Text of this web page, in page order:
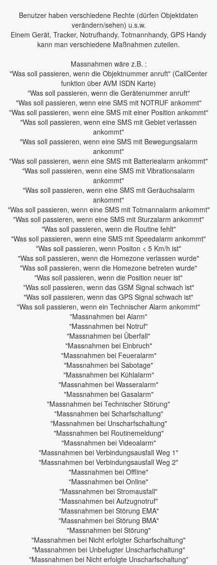
Benutzer haben verschiedene Rechte (dürfen Objektdaten
verändern/sehen) u.s.w.
Einem Gerät, Tracker, Notrufhandy, Totmannhandy, GPS Handy
kann man verschiedene Maßnahmen zuteilen.
Massnahmen wäre z.B. :
"Was soll passieren, wenn die Objektnummer anruft" (CallCenter
funktion über AVM ISDN Karte)
"Was soll passieren, wenn die Gerätenummer anruft"
"Was soll passieren, wenn eine SMS mit NOTRUF ankommt"
"Was soll passieren, wenn eine SMS mit einer Position ankommt"
"Was soll passieren, wenn eine SMS mit Gebiet verlassen
ankommt"
"Was soll passieren, wenn eine SMS mit Bewegungsalarm
ankommt"
"Was soll passieren, wenn eine SMS mit Batteriealarm ankommt"
"Was soll passieren, wenn eine SMS mit Vibrationsalarm
ankommt"
"Was soll passieren, wenn eine SMS mit Geräuchsalarm
ankommt"
"Was soll passieren, wenn eine SMS mit Totmannalarm ankommt"
"Was soll passieren, wenn eine SMS mit Sturzalarm ankommt"
"Was soll passieren, wenn die Routine fehlt"
"Was soll passieren, wenn eine SMS mit Speedalarm ankommt"
"Was soll passieren, wenn Positon < 5 Km/h ist"
"Was soll passieren, wenn die Homezone verlassen wurde"
"Was soll passieren, wenn die Homezone betreten wurde"
"Was soll passieren, wenn die Position neuer ist"
"Was soll passieren, wenn das GSM Signal schwach ist"
"Was soll passieren, wenn das GPS Signal schwach ist"
"Was soll passieren, wenn ein Technischer Alarm ankommt"
"Massnahmen bei Alarm"
"Massnahmen bei Notruf"
"Massnahmen bei Überfall"
"Massnahmen bei Einbruch"
"Massnahmen bei Feueralarm"
"Massnahmen bei Sabotage"
"Massnahmen bei Kühlalarm"
"Massnahmen bei Wasseralarm"
"Massnahmen bei Gasalarm"
"Massnahmen bei Technischer Störung"
"Massnahmen bei Scharfschaltung"
"Massnahmen bei Unscharfschaltung"
"Massnahmen bei Routinemeldung"
"Massnahmen bei Videoalarm"
"Massnahmen bei Verbindungsausfall Weg 1"
"Massnahmen bei Verbindungsausfall Weg 2"
"Massnahmen bei Offline"
"Massnahmen bei Online"
"Massnahmen bei Stromausfall"
"Massnahmen bei Aufzugnotruf"
"Massnahmen bei Störung EMA"
"Massnahmen bei Störung BMA"
"Massnahmen bei Störung"
"Massnahmen bei Nicht erfolgter Scharfschaltung"
"Massnahmen bei Unbefugter Unscharfschaltung"
"Massnahmen bei Nicht erfolgte Unscharfschaltung"